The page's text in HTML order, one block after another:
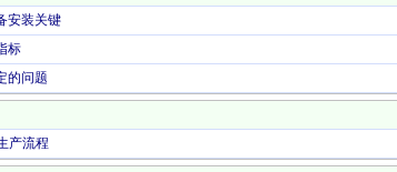
安装关键
标
的问题
产流程